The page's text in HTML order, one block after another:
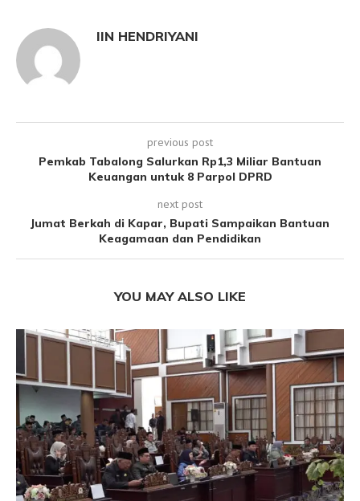
IIN HENDRIYANI
previous post
Pemkab Tabalong Salurkan Rp1,3 Miliar Bantuan
Keuangan untuk 8 Parpol DPRD
next post
Jumat Berkah di Kapar, Bupati Sampaikan Bantuan
Keagamaan dan Pendidikan
YOU MAY ALSO LIKE